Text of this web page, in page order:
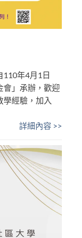
110年4月1日
會」承辦，歡迎
經驗，加入
詳細內容 >>